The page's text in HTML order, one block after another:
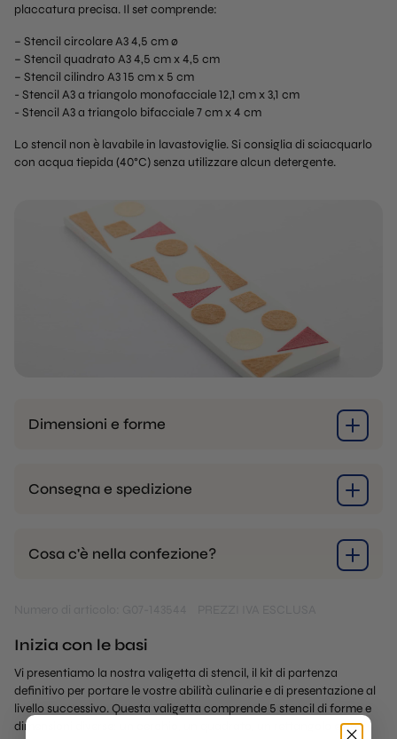
placcatura precisa. Il set comprende:
– Stencil circolare A3 4,5 cm ø
– Stencil quadrato A3 4,5 cm x 4,5 cm
– Stencil cilindro A3 15 cm x 5 cm
- Stencil A3 a triangolo monofacciale 12,1 cm x 3,1 cm
- Stencil A3 a triangolo bifacciale 7 cm x 4 cm
Lo stencil non è lavabile in lavastoviglie. Si consiglia di sciacquarlo
con acqua tiepida (40°C) senza utilizzare alcun detergente.
Dimensioni e forme
Consegna e spedizione
Cosa c'è nella confezione?
Inizia con le basi
Vi presentiamo la nostra valigetta di stencil, il kit di partenza
definitivo per portare le vostre abilità culinarie e di presentazione al
livello successivo. Questa valigetta comprende 5 stencil di forme e
dimensioni diverse: un cerchio, un quadrato, un rettangolo e un